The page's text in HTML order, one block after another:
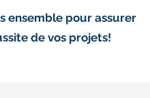
ensemble pour assurer
de vos projets!